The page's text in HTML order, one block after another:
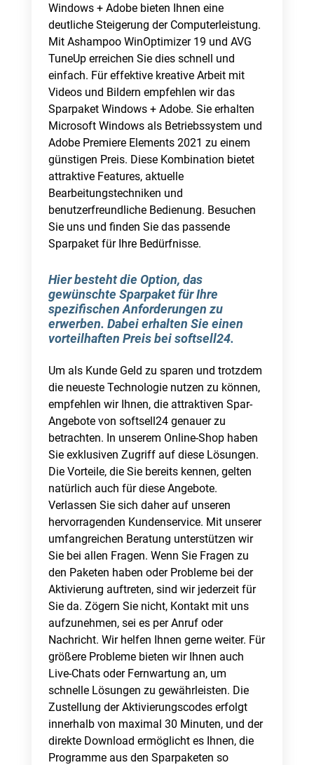
Windows + Adobe bieten Ihnen eine
deutliche Steigerung der Computerleistung.
Mit Ashampoo WinOptimizer 19 und AVG
TuneUp erreichen Sie dies schnell und
einfach. Für effektive kreative Arbeit mit
Videos und Bildern empfehlen wir das
Sparpaket Windows + Adobe. Sie erhalten
Microsoft Windows als Betriebssystem und
Adobe Premiere Elements 2021 zu einem
günstigen Preis. Diese Kombination bietet
attraktive Features, aktuelle
Bearbeitungstechniken und
benutzerfreundliche Bedienung. Besuchen
Sie uns und finden Sie das passende
Sparpaket für Ihre Bedürfnisse.
Hier besteht die Option, das
gewünschte Sparpaket für Ihre
spezifischen Anforderungen zu
erwerben. Dabei erhalten Sie einen
vorteilhaften Preis bei softsell24.
Um als Kunde Geld zu sparen und trotzdem
die neueste Technologie nutzen zu können,
empfehlen wir Ihnen, die attraktiven Spar-
Angebote von softsell24 genauer zu
betrachten. In unserem Online-Shop haben
Sie exklusiven Zugriff auf diese Lösungen.
Die Vorteile, die Sie bereits kennen, gelten
natürlich auch für diese Angebote.
Verlassen Sie sich daher auf unseren
hervorragenden Kundenservice. Mit unserer
umfangreichen Beratung unterstützen wir
Sie bei allen Fragen. Wenn Sie Fragen zu
den Paketen haben oder Probleme bei der
Aktivierung auftreten, sind wir jederzeit für
Sie da. Zögern Sie nicht, Kontakt mit uns
aufzunehmen, sei es per Anruf oder
Nachricht. Wir helfen Ihnen gerne weiter. Für
größere Probleme bieten wir Ihnen auch
Live-Chats oder Fernwartung an, um
schnelle Lösungen zu gewährleisten. Die
Zustellung der Aktivierungscodes erfolgt
innerhalb von maximal 30 Minuten, und der
direkte Download ermöglicht es Ihnen, die
Programme aus den Sparpaketen so